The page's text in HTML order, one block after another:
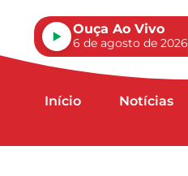
Ouça Ao Vivo
6 de agosto de 2026
Início Notícias